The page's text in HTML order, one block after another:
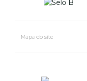
Mapa do site